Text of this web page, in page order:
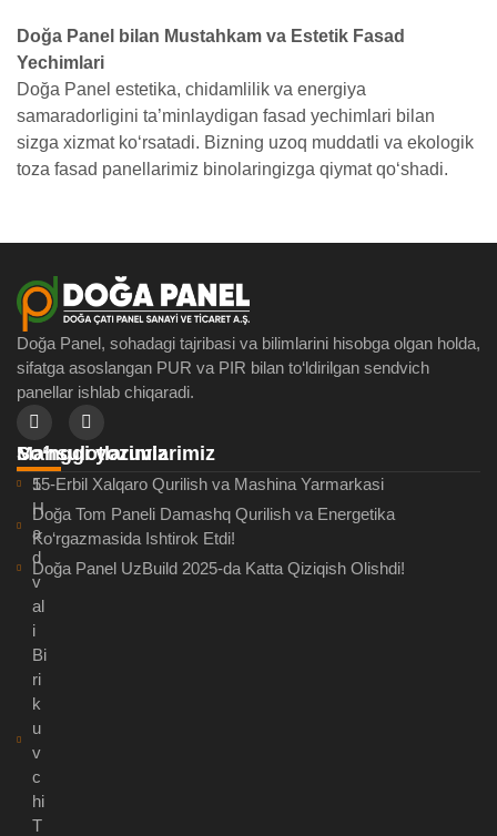
Doğa Panel bilan Mustahkam va Estetik Fasad
Yechimlari
Doğa Panel estetika, chidamlilik va energiya
samaradorligini ta’minlaydigan fasad yechimlari bilan
sizga xizmat ko‘rsatadi. Bizning uzoq muddatli va ekologik
toza fasad panellarimiz binolaringizga qiymat qo‘shadi.
Doğa Panel, sohadagi tajribasi va bilimlarini hisobga olgan holda,
sifatga asoslangan PUR va PIR bilan to‘ldirilgan sendvich
panellar ishlab chiqaradi.
So‘nggi yozuvlarimiz
15-Erbil Xalqaro Qurilish va Mashina Yarmarkasi
Doğa Tom Paneli Damashq Qurilish va Energetika
Ko‘rgazmasida Ishtirok Etdi!
Doğa Panel UzBuild 2025-da Katta Qiziqish Olishdi!
Mahsulotlarimiz
5
H
a
d
v
al
i
Bi
ri
k
u
v
c
hi
T